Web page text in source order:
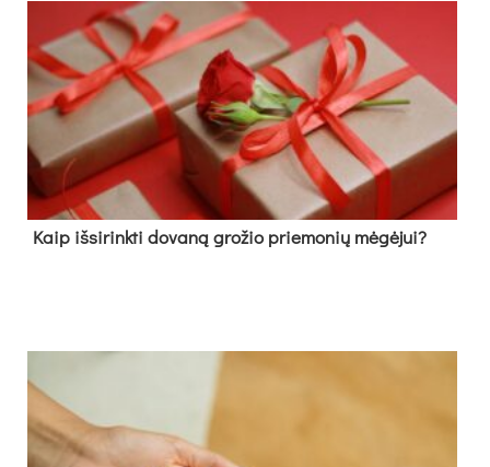
Kaip išsirinkti dovaną grožio priemonių mėgėjui?